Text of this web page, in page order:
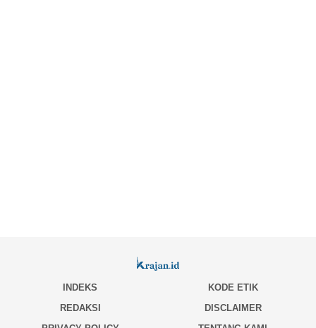
INDEKS
KODE ETIK
REDAKSI
DISCLAIMER